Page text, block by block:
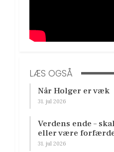
LÆS OGSÅ
Når Holger er væk
31. jul 2026
Verdens ende –
eller være
31. jul 2026